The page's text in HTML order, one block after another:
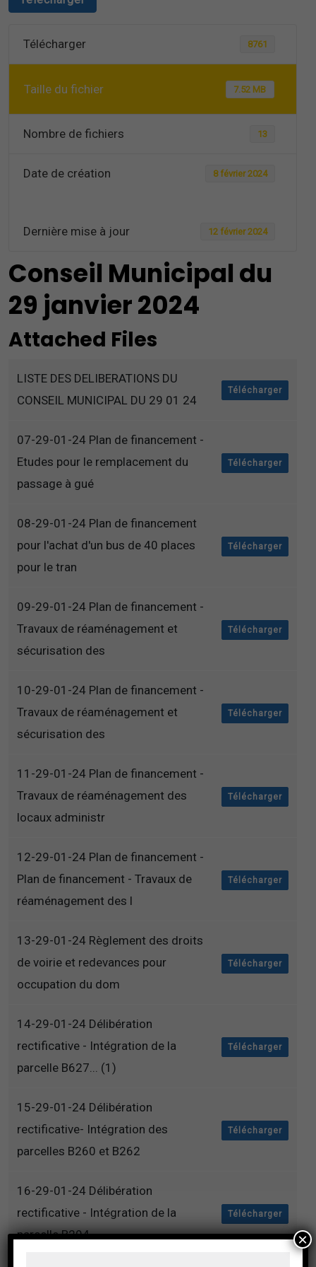
Télécharger 8761
Taille du fichier 7.52 MB
Nombre de fichiers 13
Date de création 8 février 2024
Dernière mise à jour 12 février 2024
Conseil Municipal du
29 janvier 2024
Attached Files
LISTE DES DELIBERATIONS DU
CONSEIL MUNICIPAL DU 29 01 24
Télécharger
07-29-01-24 Plan de financement -
Etudes pour le remplacement du
passage à gué
Télécharger
08-29-01-24 Plan de financement
pour l'achat d'un bus de 40 places
pour le tran
Télécharger
09-29-01-24 Plan de financement -
Travaux de réaménagement et
sécurisation des
Télécharger
10-29-01-24 Plan de financement -
Travaux de réaménagement et
sécurisation des
Télécharger
11-29-01-24 Plan de financement -
Travaux de réaménagement des
locaux administr
Télécharger
12-29-01-24 Plan de financement -
Plan de financement - Travaux de
réaménagement des l
Télécharger
13-29-01-24 Règlement des droits
de voirie et redevances pour
occupation du dom
Télécharger
14-29-01-24 Délibération
rectificative - Intégration de la
parcelle B627... (1)
Télécharger
15-29-01-24 Délibération
rectificative- Intégration des
parcelles B260 et B262
Télécharger
16-29-01-24 Délibération
rectificative - Intégration de la
parcelle B294...
Télécharger
×